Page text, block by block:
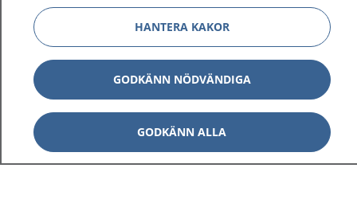
Visa
Om 1177 Visa
Kontakt Visa
HANTERA KAKOR
GODKÄNN NÖDVÄNDIGA
GODKÄNN ALLA